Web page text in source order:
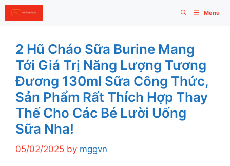
Skip
to
Menu
2 Hũ Cháo Sữa Burine Mang
Tới Giá Trị Năng Lượng Tương
Đương 130ml Sữa Công Thức,
Sản Phẩm Rất Thích Hợp Thay
Thế Cho Các Bé Lười Uống
Sữa Nha!
05/02/2025 by mggvn